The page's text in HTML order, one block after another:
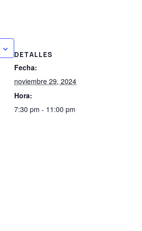
DETALLES
Fecha:
noviembre 29, 2024
Hora:
7:30 pm - 11:00 pm